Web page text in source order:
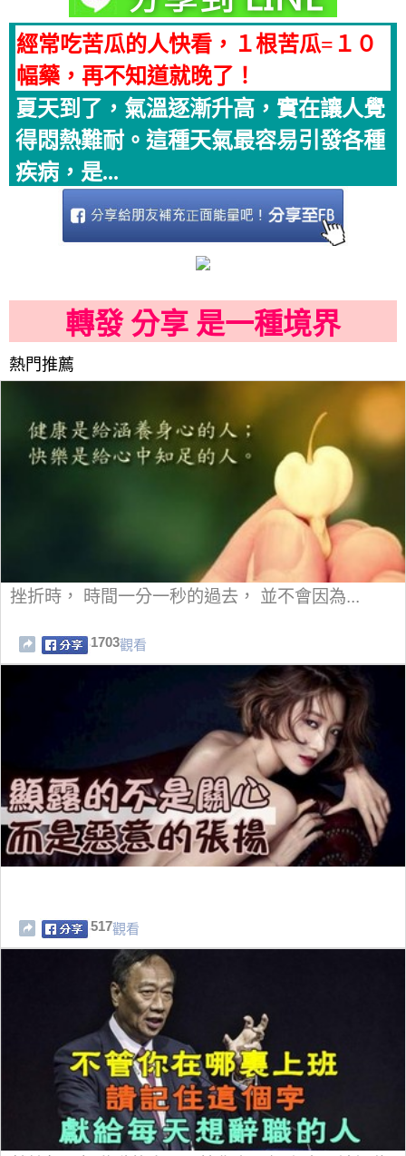
經常吃苦瓜的人快看，１根苦瓜=１０
幅藥，再不知道就晚了！
夏天到了，氣溫逐漸升高，實在讓人覺
得悶熱難耐。這種天氣最容易引發各種
疾病，是...
轉發 分享 是一種境界
熱門推薦
挫折時， 時間一分一秒的過去， 並不會因為...
1703觀看
517觀看